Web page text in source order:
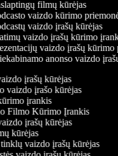
filmų kūrėjas
vaizdo kūrimo
vaizdo įrašų kūrėjas
vaizdo įrašų kūrimo
vaizdo įrašų kūrimo
anonso vaizdo
įrašų kūrėjas
vaizdo įrašo kūrėjas
įrankis
Filmo Kūrimo Įrankis
įrašų kūrėjas
kūrėjas
tinklų vaizdo įrašų kūrėjas